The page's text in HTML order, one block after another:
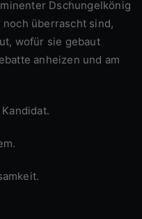
Dschungelkönig
überrascht sind,
wofür sie gebaut
anheizen und am